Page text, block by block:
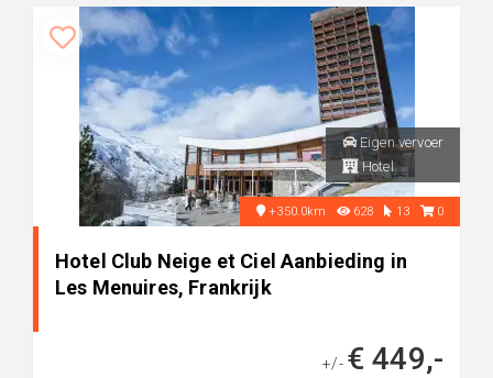
Eigen vervoer
Hotel
+350.0km 628 13 0
Hotel Club Neige et Ciel Aanbieding in
Les Menuires, Frankrijk
+/- € 449,-